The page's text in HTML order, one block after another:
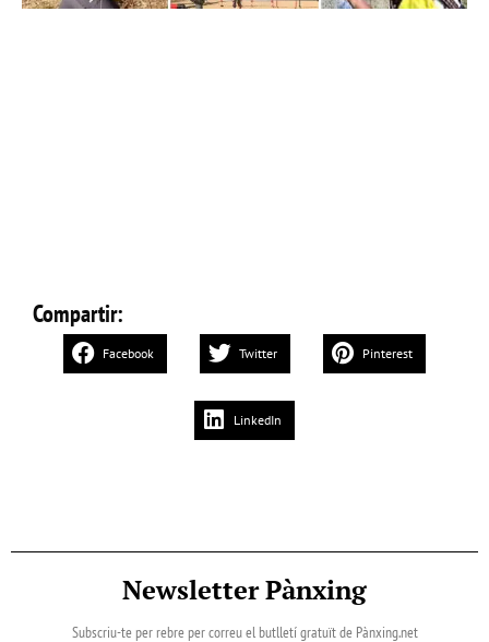
Compartir:
Facebook Twitter Pinterest
LinkedIn
Newsletter Pànxing
Subscriu-te per rebre per correu el butlletí gratuït de Pànxing.net​